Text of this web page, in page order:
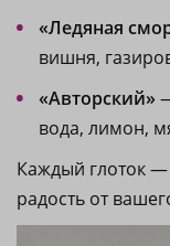
«Ледяная
вишня,
«Авторский»
вода, лимон,
Каждый глоток
радость от